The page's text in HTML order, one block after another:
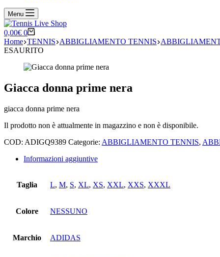
Menu
Carrello
0,00€ 0
Home TENNIS ABBIGLIAMENTO TENNIS
ESAURITO
Giacca donna prime nera
giacca donna prime nera
Il prodotto non è attualmente in magazzino e non è disponibile.
COD: ADIGQ9389 Categorie: ABBIGLIAMENTO TENNIS,
Informazioni aggiuntive
Taglia L, M, S, XL, XS, XXL, XXS, XXXL
Colore NESSUNO
Marchio ADIDAS